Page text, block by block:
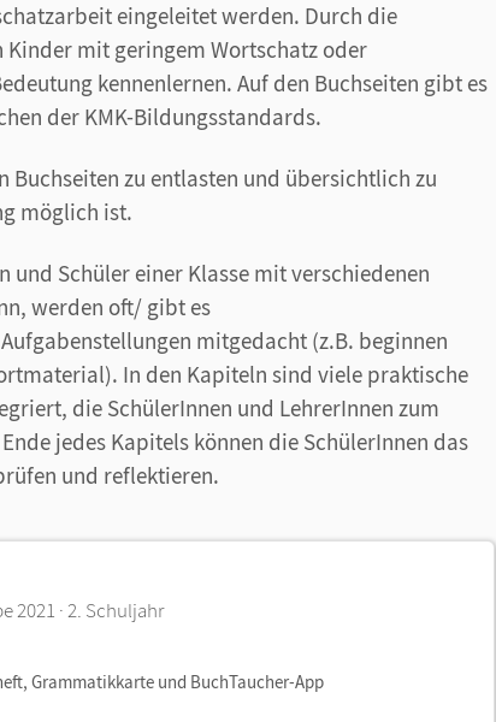
eingeleitet werden. Durch die
mit geringem Wortschatz oder
kennenlernen. Auf den Buchseiten gibt es
der KMK-Bildungsstandards.
Buchseiten zu entlasten und übersichtlich zu
möglich ist.
Schüler einer Klasse mit verschiedenen
werden oft/ gibt es
mitgedacht (z.B. beginnen
In den Kapiteln sind viele praktische
die SchülerInnen und LehrerInnen zum
jedes Kapitels können die SchülerInnen das
und reflektieren.
2021 · 2. Schuljahr
Grammatikkarte und BuchTaucher-App